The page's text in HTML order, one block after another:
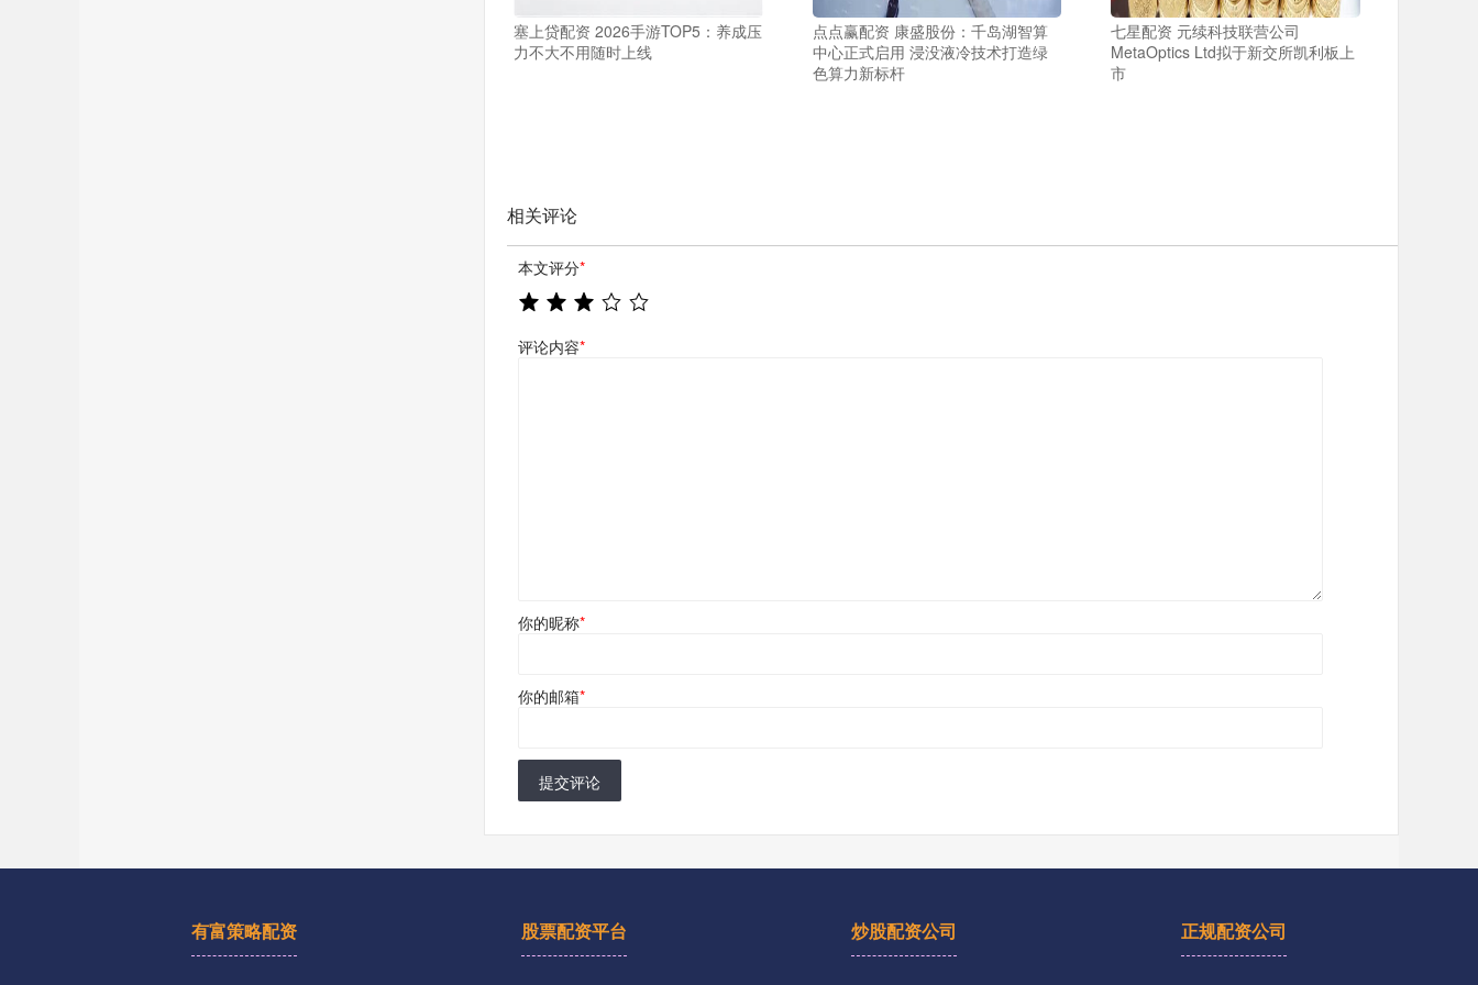
塞上贷配资 2026手游TOP5：养成压
力不大不用随时上线
点点赢配资 康盛股份：千岛湖智算
中心正式启用 浸没液冷技术打造绿
色算力新标杆
七星配资 元续科技联营公司
MetaOptics Ltd拟于新交所凯利板上
市
相关评论
本文评分*
评论内容*
你的昵称*
你的邮箱*
提交评论
有富策略配资 股票配资平台 炒股配资公司 正规配资公司